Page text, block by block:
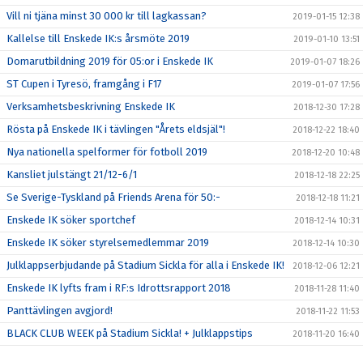
Vill ni tjäna minst 30 000 kr till lagkassan? 2019-01-15 12:38
Kallelse till Enskede IK:s årsmöte 2019 2019-01-10 13:51
Domarutbildning 2019 för 05:or i Enskede IK 2019-01-07 18:26
ST Cupen i Tyresö, framgång i F17 2019-01-07 17:56
Verksamhetsbeskrivning Enskede IK 2018-12-30 17:28
Rösta på Enskede IK i tävlingen "Årets eldsjäl"! 2018-12-22 18:40
Nya nationella spelformer för fotboll 2019 2018-12-20 10:48
Kansliet julstängt 21/12-6/1 2018-12-18 22:25
Se Sverige-Tyskland på Friends Arena för 50:- 2018-12-18 11:21
Enskede IK söker sportchef 2018-12-14 10:31
Enskede IK söker styrelsemedlemmar 2019 2018-12-14 10:30
Julklappserbjudande på Stadium Sickla för alla i Enskede IK! 2018-12-06 12:21
Enskede IK lyfts fram i RF:s Idrottsrapport 2018 2018-11-28 11:40
Panttävlingen avgjord! 2018-11-22 11:53
BLACK CLUB WEEK på Stadium Sickla! + Julklappstips 2018-11-20 16:40